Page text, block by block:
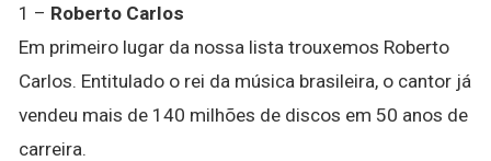
1 – Roberto Carlos
Em primeiro lugar da nossa lista trouxemos Roberto
Carlos. Entitulado o rei da música brasileira, o cantor já
vendeu mais de 140 milhões de discos em 50 anos de
carreira.